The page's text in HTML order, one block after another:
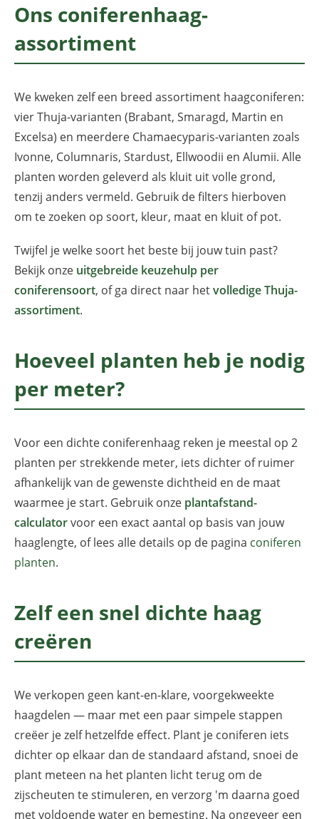
Ons coniferenhaag-
assortiment
We kweken zelf een breed assortiment haagconiferen:
vier Thuja-varianten (Brabant, Smaragd, Martin en
Excelsa) en meerdere Chamaecyparis-varianten zoals
Ivonne, Columnaris, Stardust, Ellwoodii en Alumii. Alle
planten worden geleverd als kluit uit volle grond,
tenzij anders vermeld. Gebruik de filters hierboven
om te zoeken op soort, kleur, maat en kluit of pot.
Twijfel je welke soort het beste bij jouw tuin past?
Bekijk onze uitgebreide keuzehulp per
coniferensoort, of ga direct naar hetvolledige Thuja-
assortiment.
Hoeveel planten heb je nodig
per meter?
Voor een dichte coniferenhaag reken je meestal op 2
planten per strekkende meter, iets dichter of ruimer
afhankelijk van de gewenste dichtheid en de maat
waarmee je start. Gebruik onze plantafstand-
calculatorvoor een exact aantal op basis van jouw
haaglengte, of lees alle details op de pagina coniferen
planten.
Zelf een snel dichte haag
creëren
We verkopen geen kant-en-klare, voorgekweekte
haagdelen — maar met een paar simpele stappen
creëer je zelf hetzelfde effect. Plant je coniferen iets
dichter op elkaar dan de standaard afstand, snoei de
plant meteen na het planten licht terug om de
zijscheuten te stimuleren, en verzorg 'm daarna goed
met voldoende water en bemesting. Na ongeveer een